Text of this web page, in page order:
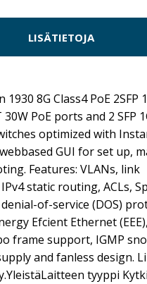
LISÄTIETOJA
8G Class4 PoE 2SFP
PoE ports and 2 SFP
optimized with
GUI for set up,
Features: VLANs, link
static routing, ACLs,
of-service (DOS)
Efcient Ethernet
frame support, IGMP
and fanless design.
tyyppi